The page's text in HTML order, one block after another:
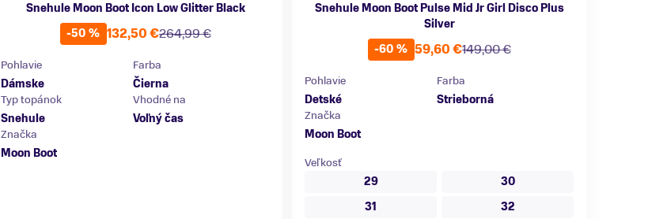
Snehule Moon Boot Icon Low Glitter Black
-50 %
264,99 €
132,50 €
Pohlavie
Dámske
Farba
Čierna
Typ topánok
Snehule
Vhodné na
Voľný čas
Značka
Moon Boot
Snehule Moon Boot Pulse Mid Jr Girl Disco Plus
Silver
-60 %
149,00 €
59,60 €
Pohlavie
Detské
Farba
Strieborná
Značka
Moon Boot
Veľkosť
29
30
31
32